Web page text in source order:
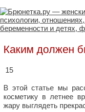
Каким должен
15
В этой статье мы
косметику в летнее
жару выглядеть